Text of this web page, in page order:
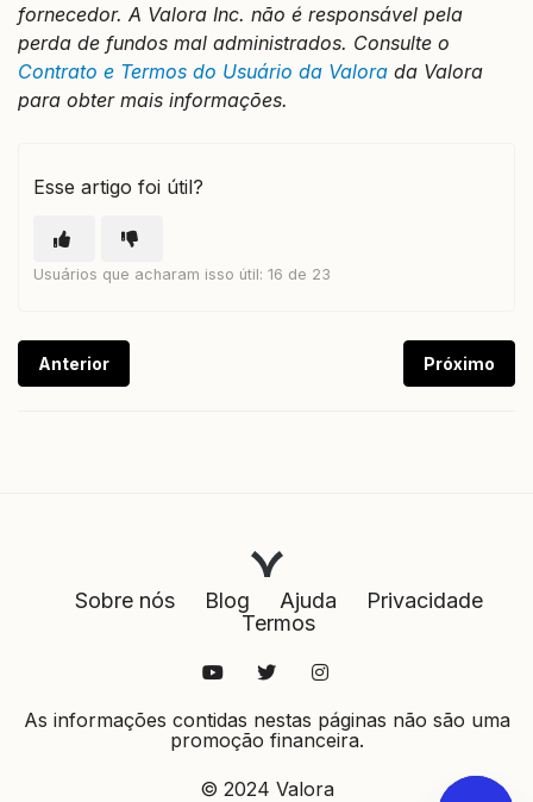
fornecedor. A Valora Inc. não é responsável pela
perda de fundos mal administrados. Consulte o
Contrato e Termos do Usuário da Valora da Valora
para obter mais informações.
Esse artigo foi útil?
Usuários que acharam isso útil: 16 de 23
Anterior Próximo
Sobre nós Blog Ajuda
Privacidade
Termos
As informações contidas nestas páginas não são uma
promoção financeira.
© 2024 Valora